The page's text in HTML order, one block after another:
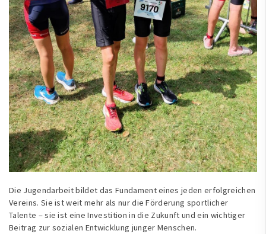
Die Jugendarbeit bildet das Fundament eines jeden erfolgreichen
Vereins. Sie ist weit mehr als nur die Förderung sportlicher
Talente – sie ist eine Investition in die Zukunft und ein wichtiger
Beitrag zur sozialen Entwicklung junger Menschen.